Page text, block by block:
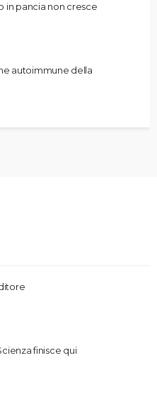
in pancia non cresce
autoimmune della
finisce qui